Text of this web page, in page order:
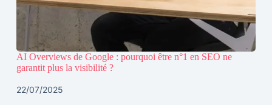
AI Overviews de Google : pourquoi être n°1 en SEO ne
garantit plus la visibilité ?
22/07/2025